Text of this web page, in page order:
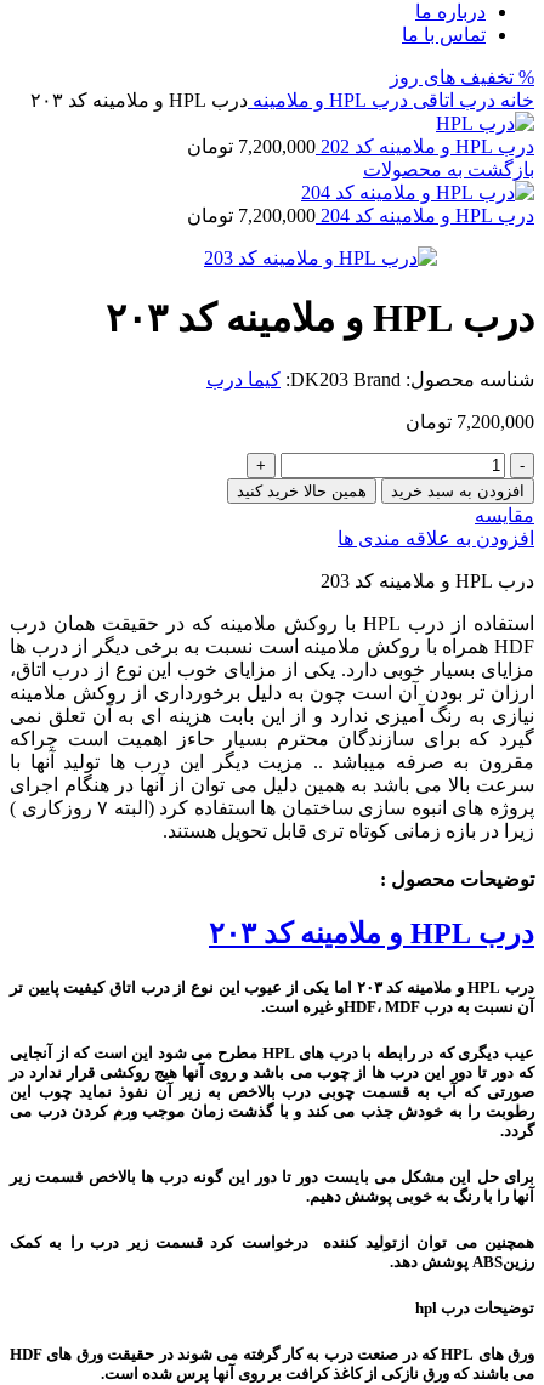
درباره ما
تماس با ما
% تخفیف های روز
خانه درب اتاقی درب HPL و ملامینه درب HPL و ملامینه کد ۲۰۳
درب HPL و ملامینه کد 202 7,200,000 تومان
بازگشت به محصولات
درب HPL و ملامینه کد 204 7,200,000 تومان
درب HPL و ملامینه کد ۲۰۳
شناسه محصول: DK203 Brand: کیما درب
7,200,000 تومان
درب
HPL
و
ملامینه
کد
203
افزودن به سبد خرید همین حالا خرید کنید
مقایسه
افزودن به علاقه مندی ها
درب HPL و ملامینه کد 203
استفاده از درب HPL با روکش ملامینه که در حقیقت همان درب
HDF همراه با روکش ملامینه است نسبت به برخی دیگر از درب ها
مزایای بسیار خوبی دارد. یکی از مزایای خوب این نوع از درب اتاق،
ارزان تر بودن آن است چون به دلیل برخورداری از روکش ملامینه
نیازی به رنگ آمیزی ندارد و از این بابت هزینه ای به آن تعلق نمی
گیرد که برای سازندگان محترم بسیار حاءز اهمیت است چراکه
مقرون به صرفه میباشد .. مزیت دیگر این درب ها تولید آنها با
سرعت بالا می باشد به همین دلیل می توان از آنها در هنگام اجرای
پروژه های انبوه سازی ساختمان ها استفاده کرد (البته ۷ روزکاری )
زیرا در بازه زمانی کوتاه تری قابل تحویل هستند.
توضیحات محصول :
درب HPL و ملامینه کد ۲۰۳
درب HPL و ملامینه کد ۲۰۳ اما یکی از عیوب این نوع از درب اتاق کیفیت پایین تر
آن نسبت به درب HDF، MDFو غیره است.
عیب دیگری که در رابطه با درب های HPL مطرح می شود این است که از آنجایی
که دور تا دور این درب ها از چوب می باشد و روی آنها هیج روکشی قرار ندارد در
صورتی که آب به قسمت چوبی درب بالاخص به زیر آن نفوذ نماید چوب این
رطوبت را به خودش جذب می کند و با گذشت زمان موجب ورم کردن درب می
گردد.
برای حل این مشکل می بایست دور تا دور این گونه درب ها بالاخص قسمت زیر
آنها را با رنگ به خوبی پوشش دهیم.
همچنین می توان ازتولید کننده درخواست کرد قسمت زیر درب را به کمک
رزینABS پوشش دهد.
توضیحات درب hpl
ورق های HPL که در صنعت درب به کار گرفته می شوند در حقیقت ورق های HDF
می باشند که ورق نازکی از کاغذ کرافت بر روی آنها پرس شده است.